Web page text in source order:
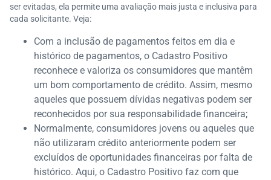
ser evitadas, ela permite uma avaliação mais justa e inclusiva para
cada solicitante. Veja:
Com a inclusão de pagamentos feitos em dia e
histórico de pagamentos, o Cadastro Positivo
reconhece e valoriza os consumidores que mantêm
um bom comportamento de crédito. Assim, mesmo
aqueles que possuem dívidas negativas podem ser
reconhecidos por sua responsabilidade financeira;
Normalmente, consumidores jovens ou aqueles que
não utilizaram crédito anteriormente podem ser
excluídos de oportunidades financeiras por falta de
histórico. Aqui, o Cadastro Positivo faz com que